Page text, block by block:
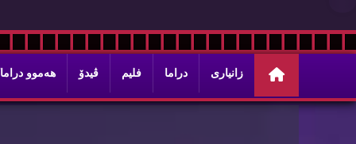
زانیاری دراما فلیم ڤیدۆ هه‌موو